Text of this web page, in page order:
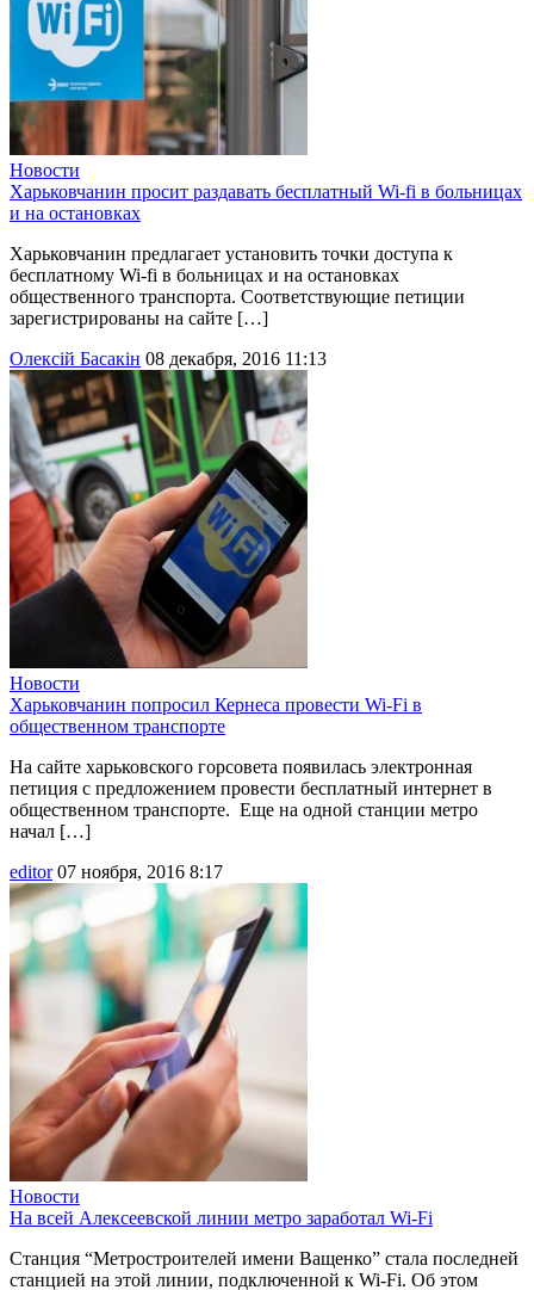
Новости
Харьковчанин просит раздавать бесплатный Wi-fi в больницах
и на остановках
Харьковчанин предлагает установить точки доступа к
бесплатному Wi-fi в больницах и на остановках
общественного транспорта. Соответствующие петиции
зарегистрированы на сайте […]
Олексій Басакін 08 декабря, 2016 11:13
Новости
Харьковчанин попросил Кернеса провести Wi-Fi в
общественном транспорте
На сайте харьковского горсовета появилась электронная
петиция с предложением провести бесплатный интернет в
общественном транспорте. Еще на одной станции метро
начал […]
editor 07 ноября, 2016 8:17
Новости
На всей Алексеевской линии метро заработал Wi-Fi
Станция “Метростроителей имени Ващенко” стала последней
станцией на этой линии, подключенной к Wi-Fi. Об этом